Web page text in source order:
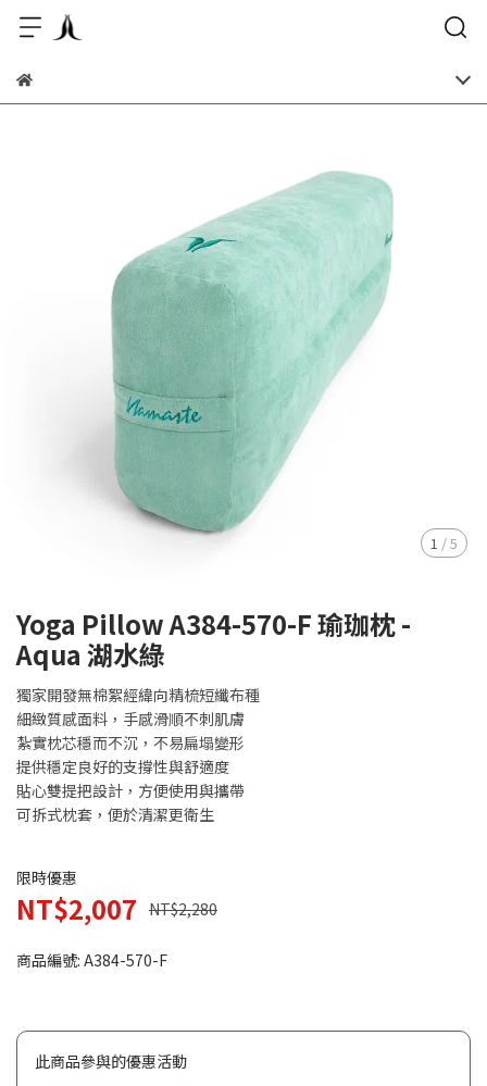
1 /5
Yoga Pillow A384-570-F 瑜珈枕 -
Aqua 湖水綠
獨家開發無棉絮經緯向精梳短纖布種
細緻質感面料，手感滑順不刺肌膚
紮實枕芯穩而不沉，不易扁塌變形
提供穩定良好的支撐性與舒適度
貼心雙提把設計，方便使用與攜帶
可拆式枕套，便於清潔更衛生
限時優惠
NT$2,007 NT$2,280
商品編號: A384-570-F
此商品參與的優惠活動